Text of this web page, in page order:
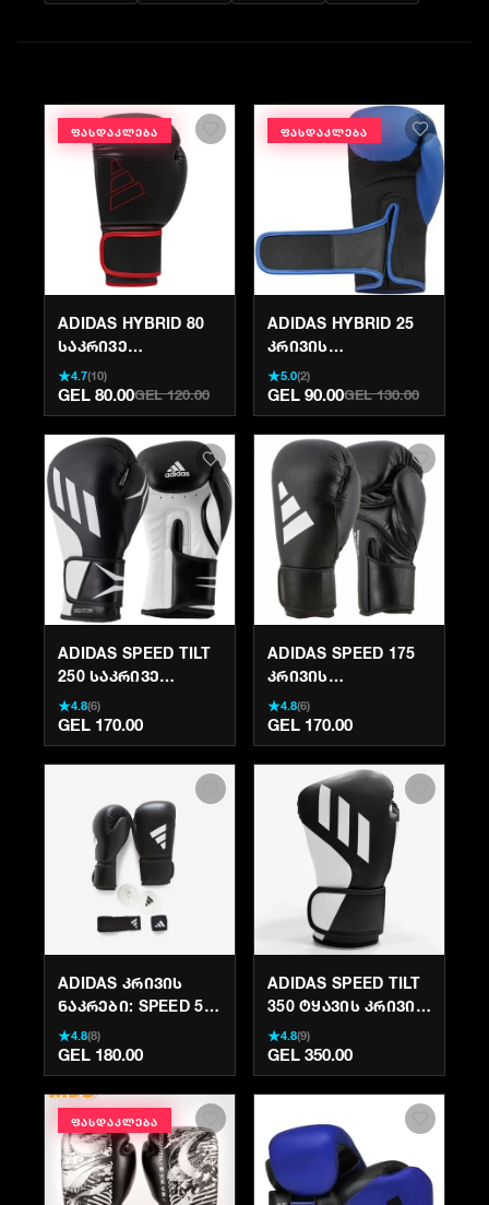
ᲤᲐᲡᲓᲐᲙᲚᲔᲑᲐ
ADIDAS HYBRID 80
ᲡᲐᲙᲠᲘᲕᲔ
ᲮᲔᲚᲗᲐᲗᲛᲐᲜᲔᲑᲘ
★4.7(10)
GEL 80.00GEL 120.00
ᲤᲐᲡᲓᲐᲙᲚᲔᲑᲐ
ADIDAS HYBRID 25
ᲙᲠᲘᲕᲘᲡ
ᲮᲔᲚᲗᲐᲗᲛᲐᲜᲔᲑᲘ |
ᲝᲠᲘᲒᲘᲜᲐᲚᲘ |
KRIVI.GE
★5.0(2)
GEL 90.00GEL 130.00
ADIDAS SPEED TILT
250 ᲡᲐᲙᲠᲘᲕᲔ
ᲮᲔᲚᲗᲐᲗᲛᲐᲜᲔᲑᲘ -
ᲝᲠᲘᲒᲘᲜᲐᲚᲘ |
KRIVI.GE
★4.8(6)
GEL 170.00
ADIDAS SPEED 175
ᲙᲠᲘᲕᲘᲡ
ᲮᲔᲚᲗᲐᲗᲛᲐᲜᲔᲑᲘ -
ᲝᲠᲘᲒᲘᲜᲐᲚᲘ |
KRIVI.GE
★4.8(6)
GEL 170.00
ADIDAS ᲙᲠᲘᲕᲘᲡ
ᲜᲐᲙᲠᲔᲑᲘ: SPEED 50
ᲮᲔᲚᲗᲐᲗᲛᲐᲜᲔᲑᲘ,
ᲑᲘᲜᲢᲔᲑᲘ ᲓᲐ ᲙᲐᲞᲐ
★4.8(8)
GEL 180.00
ADIDAS SPEED TILT
350 ᲢᲧᲐᲕᲘᲡ ᲙᲠᲘᲕᲘᲡ
ᲮᲔᲚᲗᲐᲗᲛᲐᲜᲔᲑᲘ |
KRIVI.GE
★4.8(9)
GEL 350.00
ᲤᲐᲡᲓᲐᲙᲚᲔᲑᲐ